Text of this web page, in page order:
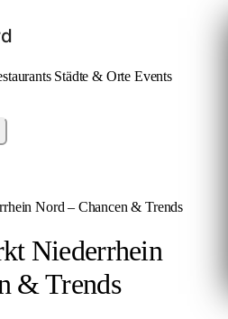
Städte & Orte Events
Nord – Chancen & Trends
Niederrhein
& Trends